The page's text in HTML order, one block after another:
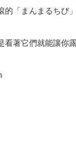
的「まんまるちび」
看著它們就能讓你露